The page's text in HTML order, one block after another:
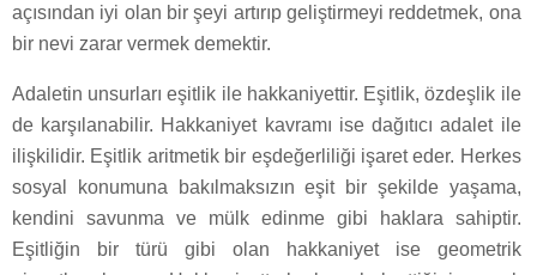
açısından iyi olan bir şeyi artırıp geliştirmeyi reddetmek, ona
bir nevi zarar vermek demektir.
Adaletin unsurları eşitlik ile hakkaniyettir. Eşitlik, özdeşlik ile
de karşılanabilir. Hakkaniyet kavramı ise dağıtıcı adalet ile
ilişkilidir. Eşitlik aritmetik bir eşdeğerliliği işaret eder. Herkes
sosyal konumuna bakılmaksızın eşit bir şekilde yaşama,
kendini savunma ve mülk edinme gibi haklara sahiptir.
Eşitliğin bir türü gibi olan hakkaniyet ise geometrik